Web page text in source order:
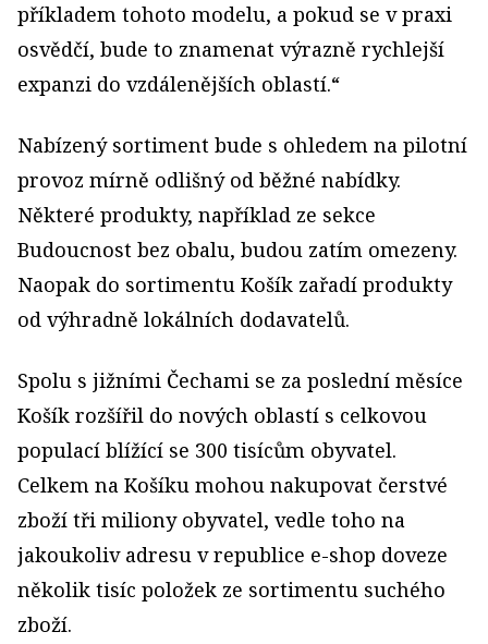
příkladem tohoto modelu, a pokud se v praxi
osvědčí, bude to znamenat výrazně rychlejší
expanzi do vzdálenějších oblastí.“
Nabízený sortiment bude s ohledem na pilotní
provoz mírně odlišný od běžné nabídky.
Některé produkty, například ze sekce
Budoucnost bez obalu, budou zatím omezeny.
Naopak do sortimentu Košík zařadí produkty
od výhradně lokálních dodavatelů.
Spolu s jižními Čechami se za poslední měsíce
Košík rozšířil do nových oblastí s celkovou
populací blížící se 300 tisícům obyvatel.
Celkem na Košíku mohou nakupovat čerstvé
zboží tři miliony obyvatel, vedle toho na
jakoukoliv adresu v republice e-shop doveze
několik tisíc položek ze sortimentu suchého
zboží.